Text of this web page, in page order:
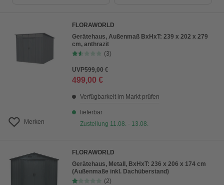
Preis aufsteigend
Preis absteigend
Merken
FLORAWORLD
Gerätehaus, Außenmaß BxHxT: 239 x 202 x 279
cm, anthrazit
(3)
UVP599,00 €
499,00 €
Verfügbarkeit im Markt prüfen
lieferbar
Zustellung 11.08. - 13.08.
FLORAWORLD
Gerätehaus, Metall, BxHxT: 236 x 206 x 174 cm
(Außenmaße inkl. Dachüberstand)
(2)